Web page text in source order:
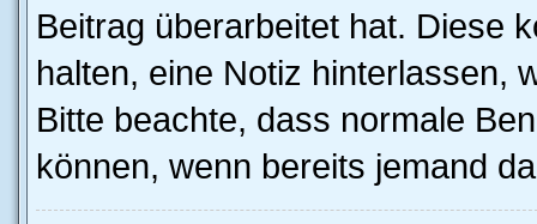
Beitrag überarbeitet hat. Diese
halten, eine Notiz hinterlassen,
Bitte beachte, dass normale
können, wenn bereits jemand